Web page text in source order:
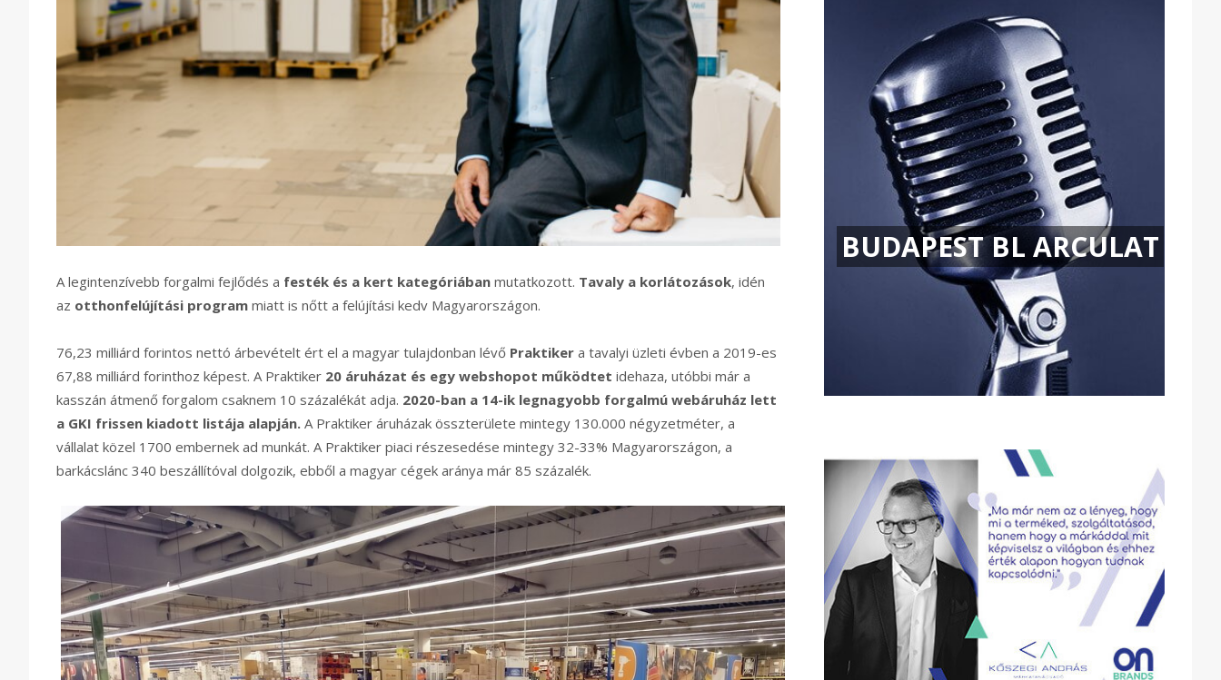
A legintenzívebb forgalmi fejlődés a festék és a kert kategóriában mutatkozott. Tavaly a korlátozások, idén
az otthonfelújítási program miatt is nőtt a felújítási kedv Magyarországon.
76,23 milliárd forintos nettó árbevételt ért el a magyar tulajdonban lévő Praktiker a tavalyi üzleti évben a 2019-es
67,88 milliárd forinthoz képest. A Praktiker 20 áruházat és egy webshopot működtet idehaza, utóbbi már a
kasszán átmenő forgalom csaknem 10 százalékát adja. 2020-ban a 14-ik legnagyobb forgalmú webáruház lett
a GKI frissen kiadott listája alapján. A Praktiker áruházak összterülete mintegy 130.000 négyzetméter, a
vállalat közel 1700 embernek ad munkát. A Praktiker piaci részesedése mintegy 32-33% Magyarországon, a
barkácslánc 340 beszállítóval dolgozik, ebből a magyar cégek aránya már 85 százalék.
BUDAPEST BL ARCULAT